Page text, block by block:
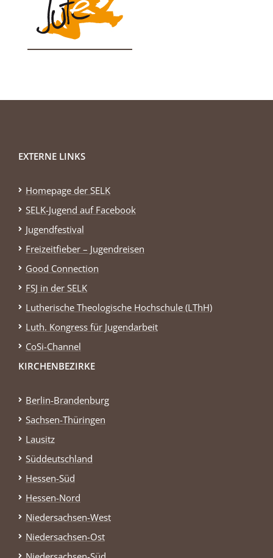
EXTERNE LINKS
Homepage der SELK
SELK-Jugend auf Facebook
Jugendfestival
Freizeitfieber – Jugendreisen
Good Connection
FSJ in der SELK
Lutherische Theologische Hochschule (LThH)
Luth. Kongress für Jugendarbeit
CoSi-Channel
KIRCHENBEZIRKE
Berlin-Brandenburg
Sachsen-Thüringen
Lausitz
Süddeutschland
Hessen-Süd
Hessen-Nord
Niedersachsen-West
Niedersachsen-Ost